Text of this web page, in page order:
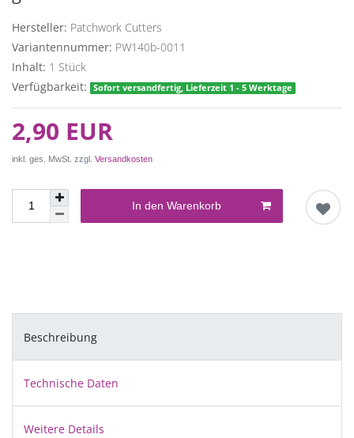
Hersteller: Patchwork Cutters
Variantennummer: PW140b-0011
Inhalt: 1 Stück
Verfügbarkeit:
Sofort versandfertig, Lieferzeit 1 - 5 Werktage
2,90 EUR
inkl. ges. MwSt. zzgl. Versandkosten
In den Warenkorb
Beschreibung
Technische Daten
Weitere Details